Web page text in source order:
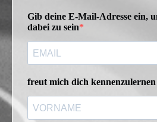
Gib deine E-Mail-Adresse ein,
dabei zu sein
freut mich dich kennenzulernen